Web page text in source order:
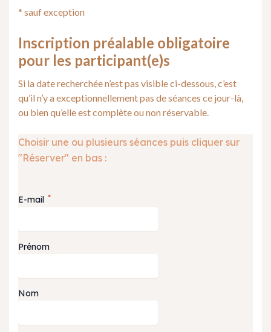
* sauf exception
Inscription préalable obligatoire
pour les participant(e)s
Si la date recherchée n’est pas visible ci-dessous, c’est
qu’il n’y a exceptionnellement pas de séances ce jour-là,
ou bien qu’elle est complète ou non réservable.